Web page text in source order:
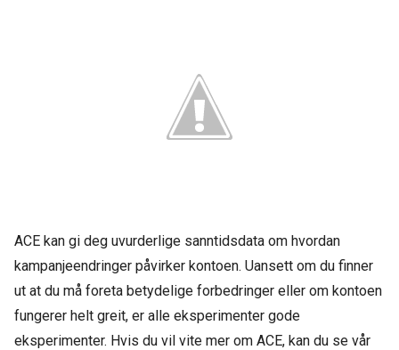
ACE kan gi deg uvurderlige sanntidsdata om hvordan
kampanjeendringer påvirker kontoen. Uansett om du finner
ut at du må foreta betydelige forbedringer eller om kontoen
fungerer helt greit, er alle eksperimenter gode
eksperimenter. Hvis du vil vite mer om ACE, kan du se vår